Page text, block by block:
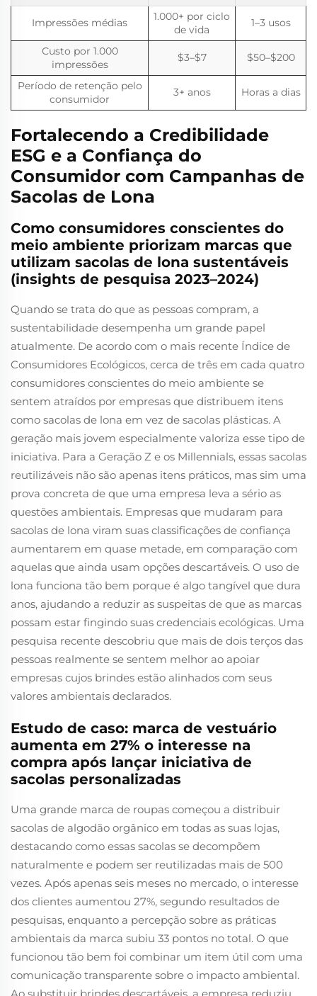
Impressões médias
1.000+ por ciclo
de vida
1–3 usos
Custo por 1.000
impressões
$3–$7 $50–$200
Período de retenção pelo
consumidor
3+ anos Horas a dias
Fortalecendo a Credibilidade
ESG e a Confiança do
Consumidor com Campanhas de
Sacolas de Lona
Como consumidores conscientes do
meio ambiente priorizam marcas que
utilizam sacolas de lona sustentáveis
(insights de pesquisa 2023–2024)
Quando se trata do que as pessoas compram, a
sustentabilidade desempenha um grande papel
atualmente. De acordo com o mais recente Índice de
Consumidores Ecológicos, cerca de três em cada quatro
consumidores conscientes do meio ambiente se
sentem atraídos por empresas que distribuem itens
como sacolas de lona em vez de sacolas plásticas. A
geração mais jovem especialmente valoriza esse tipo de
iniciativa. Para a Geração Z e os Millennials, essas sacolas
reutilizáveis não são apenas itens práticos, mas sim uma
prova concreta de que uma empresa leva a sério as
questões ambientais. Empresas que mudaram para
sacolas de lona viram suas classificações de confiança
aumentarem em quase metade, em comparação com
aquelas que ainda usam opções descartáveis. O uso de
lona funciona tão bem porque é algo tangível que dura
anos, ajudando a reduzir as suspeitas de que as marcas
possam estar fingindo suas credenciais ecológicas. Uma
pesquisa recente descobriu que mais de dois terços das
pessoas realmente se sentem melhor ao apoiar
empresas cujos brindes estão alinhados com seus
valores ambientais declarados.
Estudo de caso: marca de vestuário
aumenta em 27% o interesse na
compra após lançar iniciativa de
sacolas personalizadas
Uma grande marca de roupas começou a distribuir
sacolas de algodão orgânico em todas as suas lojas,
destacando como essas sacolas se decompõem
naturalmente e podem ser reutilizadas mais de 500
vezes. Após apenas seis meses no mercado, o interesse
dos clientes aumentou 27%, segundo resultados de
pesquisas, enquanto a percepção sobre as práticas
ambientais da marca subiu 33 pontos no total. O que
funcionou tão bem foi combinar um item útil com uma
comunicação transparente sobre o impacto ambiental.